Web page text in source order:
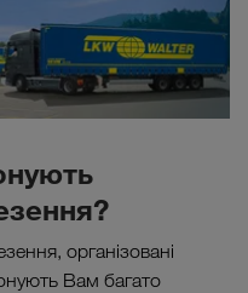
організовані
Вам багато